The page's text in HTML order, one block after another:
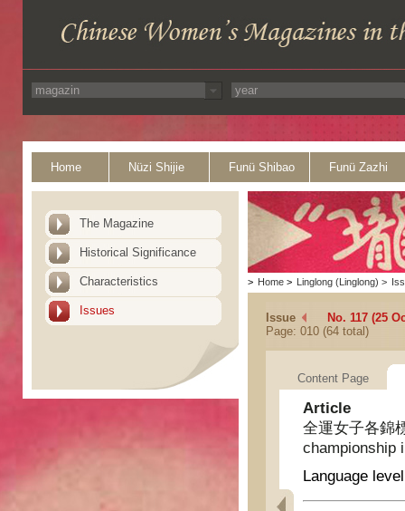
Home Nüzi Shijie Funü Shibao Funü Zazhi
The Magazine
Historical Significance
Characteristics
Issues
> Home > Linglong (Linglong) >
Issue
No. 117 (25
Page: 010 (64 total)
Content Page
Article
全運女子各錦
championship
Language